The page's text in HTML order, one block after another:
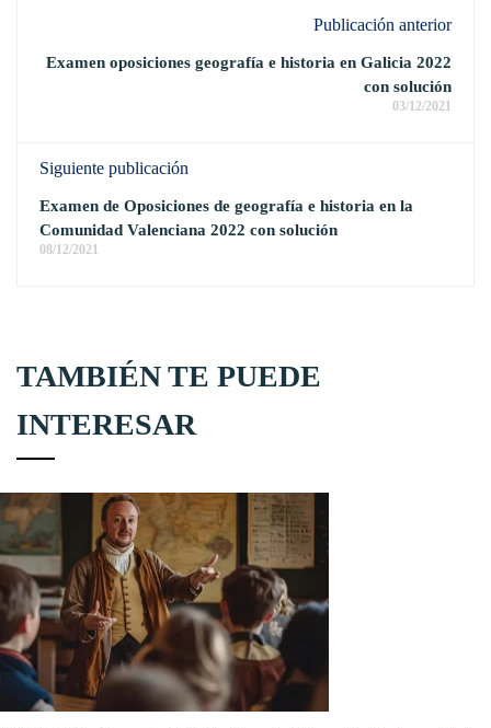
Publicación anterior
Examen oposiciones geografía e historia en Galicia 2022
con solución
03/12/2021
Siguiente publicación
Examen de Oposiciones de geografía e historia en la
Comunidad Valenciana 2022 con solución
08/12/2021
TAMBIÉN TE PUEDE
INTERESAR